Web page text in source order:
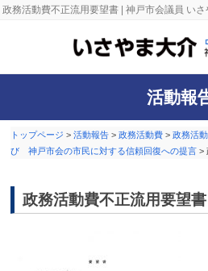
政務活動費不正流用要望書 | 神戸市会議員 い
活動報
トップページ >活動報告 >政務活動費 >政務活
び 神戸市会の市民に対する信頼回復への提言 >
政務活動費不正流用要望書